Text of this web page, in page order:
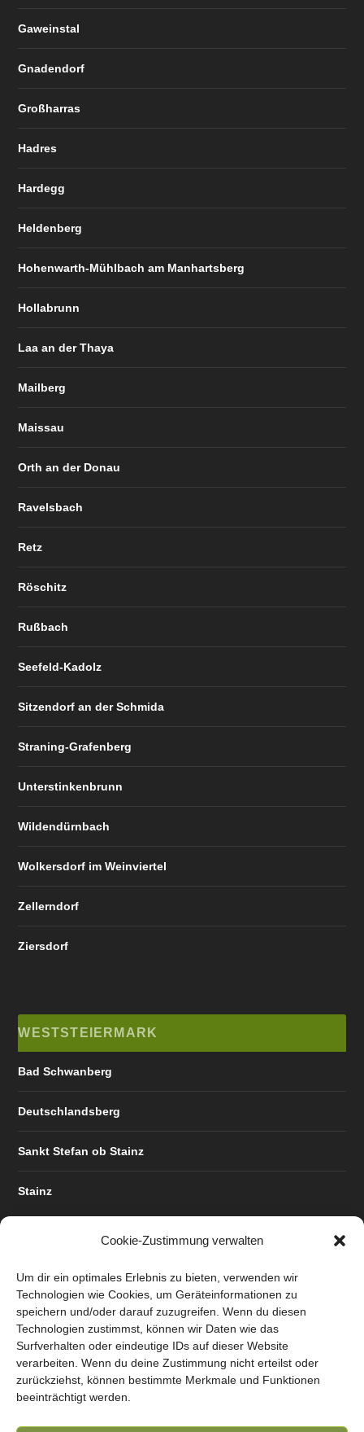
Cookie-Zustimmung verwalten
Um dir ein optimales Erlebnis zu bieten, verwenden wir
Technologien wie Cookies, um Geräteinformationen zu
speichern und/oder darauf zuzugreifen. Wenn du diesen
Technologien zustimmst, können wir Daten wie das
Surfverhalten oder eindeutige IDs auf dieser Website
verarbeiten. Wenn du deine Zustimmung nicht erteilst oder
zurückziehst, können bestimmte Merkmale und Funktionen
beeinträchtigt werden.
Gaweinstal
Gnadendorf
Großharras
Hadres
Hardegg
Heldenberg
Hohenwarth-Mühlbach am Manhartsberg
Hollabrunn
Laa an der Thaya
Mailberg
Maissau
Orth an der Donau
Ravelsbach
Retz
Röschitz
Rußbach
Seefeld-Kadolz
Sitzendorf an der Schmida
Straning-Grafenberg
Unterstinkenbrunn
Wildendürnbach
Wolkersdorf im Weinviertel
Zellerndorf
Ziersdorf
WESTSTEIERMARK
Bad Schwanberg
Deutschlandsberg
Sankt Stefan ob Stainz
Stainz
WIEN
Wien
Entworfen von